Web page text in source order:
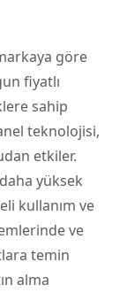
göre
fiyatlı
sahip
teknolojisi,
etkiler.
yüksek
kullanım ve
ve
temin
alma